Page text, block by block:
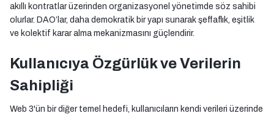
akıllı kontratlar üzerinden organizasyonel yönetimde söz sahibi
olurlar. DAO’lar, daha demokratik bir yapı sunarak şeffaflık, eşitlik
ve kolektif karar alma mekanizmasını güçlendirir.
Kullanıcıya Özgürlük ve Verilerin
Sahipliği
Web 3'ün bir diğer temel hedefi, kullanıcıların kendi verileri üzerinde